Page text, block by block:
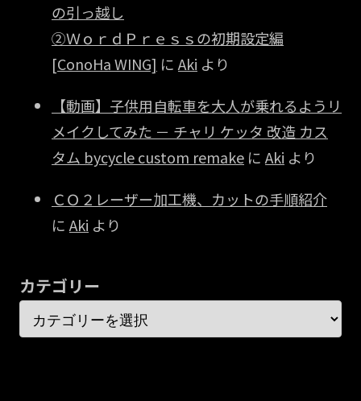
の引っ越し
②ＷｏｒｄＰｒｅｓｓの初期設定編
[ConoHa WING] に Aki より
【動画】子供用自転車を大人が乗れるようリ
メイクしてみた － チャリ ケッタ 改造 カス
タム bycycle custom remake に Aki より
ＣＯ２レーザー加工機、カットの手順紹介
に Aki より
カテゴリー